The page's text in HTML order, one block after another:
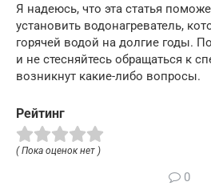
Я надеюсь, что эта статья
установить водонагреватель,
горячей водой на долгие годы.
и не стесняйтесь обращаться к
возникнут какие-либо вопросы.
Рейтинг
( Пока оценок нет )
0